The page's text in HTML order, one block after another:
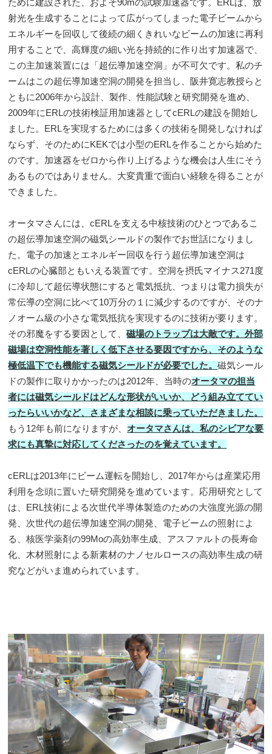
ために建設された、およそ90mの試験加速器です。ERLは、放
射光を生成することによって広がってしまった電子ビームから
エネルギーを回収して後続の細くきれいなビームの加速に再利
用することで、高輝度の細い光を持続的に作り出す加速器で、
この主加速装置には「超伝導加速空洞」が不可欠です。私のチ
ームはこの超伝導加速空洞の開発を担当し、阪井寛志教授らと
ともに2006年から設計、製作、性能試験と研究開発を進め、
2009年にERLの技術検証用加速器としてcERLの建設を開始し
ました。ERLを実現するためには多くの技術を開発しなければ
ならず、そのためにKEKでは小型のERLを作ることから始めた
のです。加速器をゼロから作り上げるような機会は人生にそう
あるものではありません。大変貴重で面白い経験を得ることが
できました。
オータマさんには、cERLを支える中核技術のひとつであるこ
の超伝導加速空洞の磁気シールドの製作でお世話になりまし
た。電子の加速とエネルギー回収を行う超伝導加速空洞は
cERLの心臓部ともいえる装置です。空洞を摂氏マイナス271度
に冷却して超伝導状態にすると電気抵抗、つまりは電力損失が
常伝導の空洞に比べて10万分の１に減少するのですが、そのナ
ノオーム級の小さな電気抵抗を実現するのに技術が要ります。
その邪魔をする要因として、磁場のトラップは大敵です。外部
磁場は空洞性能を著しく低下させる要因ですから、そのような
極低温下でも機能する磁気シールドが必要でした。磁気シール
ドの製作に取りかかったのは2012年、当時のオータマの担当
者には磁気シールドはどんな形状がいいか、どう組み立ててい
ったらいいかなど、さまざまな相談に乗っていただきました。
もう12年も前になりますが、 オータマさんは、私のシビアな要
求にも真摯に対応してくださったのを覚えています。
cERLは2013年にビーム運転を開始し、2017年からは産業応用
利用を念頭に置いた研究開発を進めています。応用研究として
は、ERL技術による次世代半導体製造のための大強度光源の開
発、次世代の超伝導加速空洞の開発、電子ビームの照射によ
る、核医学薬剤の99Moの高効率生成、アスファルトの長寿命
化、木材照射による新素材のナノセルロースの高効率生成の研
究などがいま進められています。